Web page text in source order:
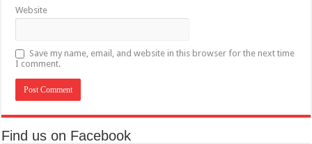
Website
Save my name, email, and website in this browser for the next time
I comment.
Find us on Facebook